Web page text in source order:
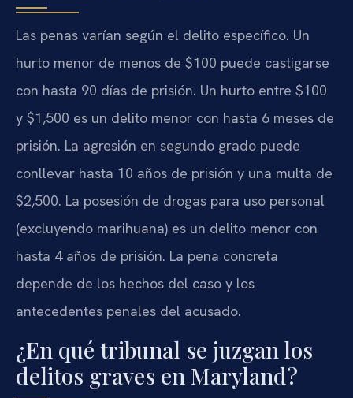
Las penas varían según el delito específico. Un
hurto menor de menos de $100 puede castigarse
con hasta 90 días de prisión. Un hurto entre $100
y $1,500 es un delito menor con hasta 6 meses de
prisión. La agresión en segundo grado puede
conllevar hasta 10 años de prisión y una multa de
$2,500. La posesión de drogas para uso personal
(excluyendo marihuana) es un delito menor con
hasta 4 años de prisión. La pena concreta
depende de los hechos del caso y los
antecedentes penales del acusado.
¿En qué tribunal se juzgan los
delitos graves en Maryland?